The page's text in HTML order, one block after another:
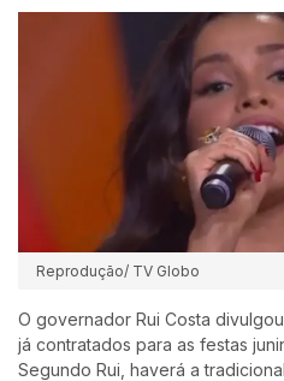
Reprodução/ TV Globo
O governador Rui Costa
já contratados para as festas
Segundo Rui, haverá a